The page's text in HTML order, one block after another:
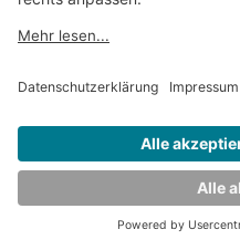
Entwickelt durchJOBIQO